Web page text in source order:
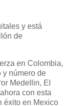
y está
de
en Colombia,
y número de
Medellin, El
con esta
éxito en Mexico